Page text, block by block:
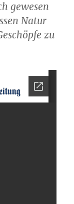
gewesen
Natur
zu